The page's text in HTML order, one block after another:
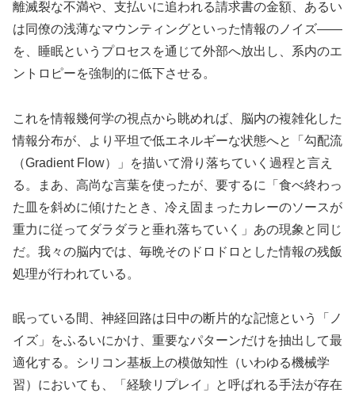
離滅裂な不満や、支払いに追われる請求書の金額、あるい
は同僚の浅薄なマウンティングといった情報のノイズ——
を、睡眠というプロセスを通じて外部へ放出し、系内のエ
ントロピーを強制的に低下させる。
これを情報幾何学の視点から眺めれば、脳内の複雑化した
情報分布が、より平坦で低エネルギーな状態へと「勾配流
（Gradient Flow）」を描いて滑り落ちていく過程と言え
る。まあ、高尚な言葉を使ったが、要するに「食べ終わっ
た皿を斜めに傾けたとき、冷え固まったカレーのソースが
重力に従ってダラダラと垂れ落ちていく」あの現象と同じ
だ。我々の脳内では、毎晩そのドロドロとした情報の残飯
処理が行われている。
眠っている間、神経回路は日中の断片的な記憶という「ノ
イズ」をふるいにかけ、重要なパターンだけを抽出して最
適化する。シリコン基板上の模倣知性（いわゆる機械学
習）においても、「経験リプレイ」と呼ばれる手法が存在